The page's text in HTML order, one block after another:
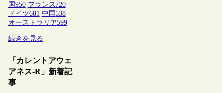
国950 フランス 720
ドイツ681 中国638
オーストラリア599
続きを見る
「カレントアウェ
アネス-R」新着記
事